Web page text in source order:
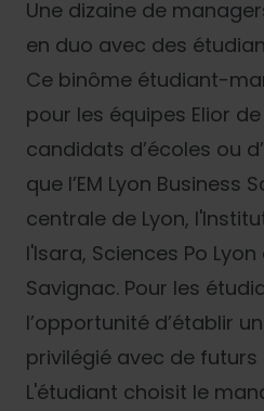
Une dizaine de
en duo avec des
Ce binôme étudiant-
pour les équipes Elior
candidats d’écoles ou
que l’EM Lyon Business
centrale de Lyon,
l'Isara, Sciences Po Lyon
Savignac. Pour les
l’opportunité d’établir
privilégié avec de futurs
L'étudiant choisit le